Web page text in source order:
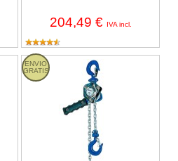
204,49 € IVA incl.
galvanizada TRALIFT TM
ENVIO
GRATIS
Polipasto de palanca Tractel